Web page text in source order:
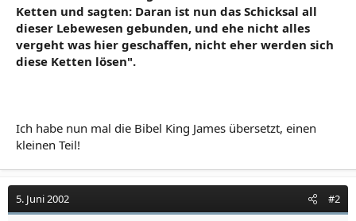
Ketten und sagten: Daran ist nun das Schicksal all
dieser Lebewesen gebunden, und ehe nicht alles
vergeht was hier geschaffen, nicht eher werden sich
diese Ketten lösen".
Ich habe nun mal die Bibel King James übersetzt, einen
kleinen Teil!
5. Juni 2002 #2